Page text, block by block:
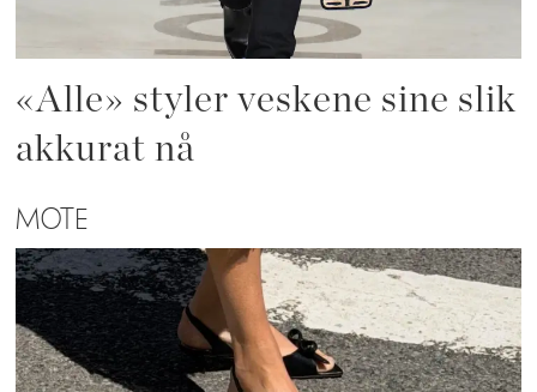
«Alle» styler veskene sine slik
akkurat nå
MOTE